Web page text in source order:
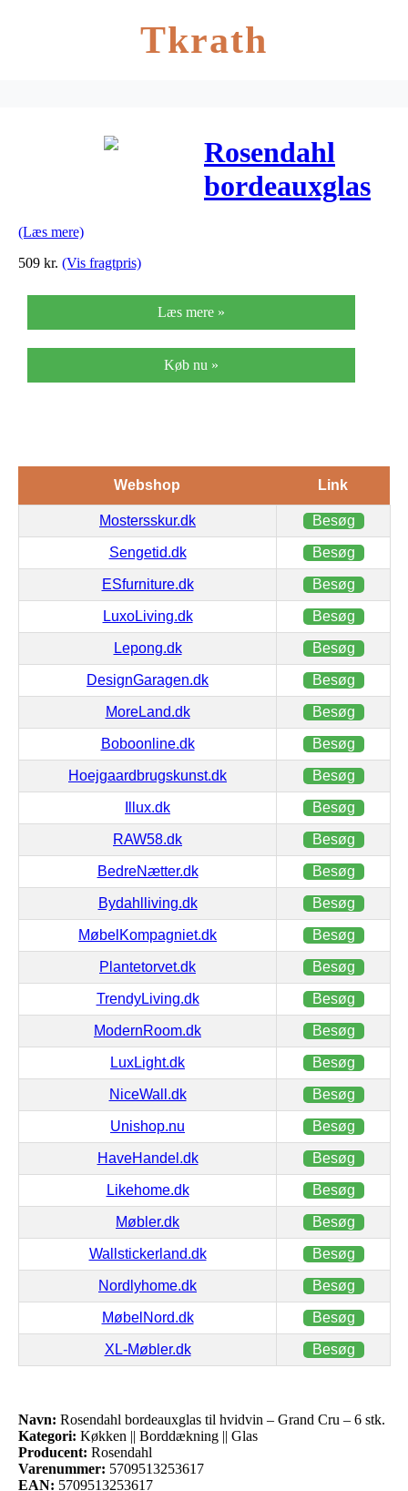
Tkrath
Rosendahl
bordeauxglas
stk.
(Læs mere)
509 kr. (Vis fragtpris)
Læs mere »
Køb nu »
Webshop Link
Mostersskur.dk Besøg
Sengetid.dk Besøg
ESfurniture.dk Besøg
LuxoLiving.dk Besøg
Lepong.dk Besøg
DesignGaragen.dk Besøg
MoreLand.dk Besøg
Boboonline.dk Besøg
Hoejgaardbrugskunst.dk Besøg
Illux.dk Besøg
RAW58.dk Besøg
BedreNætter.dk Besøg
Bydahlliving.dk Besøg
MøbelKompagniet.dk Besøg
Plantetorvet.dk Besøg
TrendyLiving.dk Besøg
ModernRoom.dk Besøg
LuxLight.dk Besøg
NiceWall.dk Besøg
Unishop.nu Besøg
HaveHandel.dk Besøg
Likehome.dk Besøg
Møbler.dk Besøg
Wallstickerland.dk Besøg
Nordlyhome.dk Besøg
MøbelNord.dk Besøg
XL-Møbler.dk Besøg
Navn: Rosendahl bordeauxglas til hvidvin – Grand Cru – 6 stk.
Kategori: Køkken || Borddækning || Glas
Producent: Rosendahl
Varenummer: 5709513253617
EAN: 5709513253617